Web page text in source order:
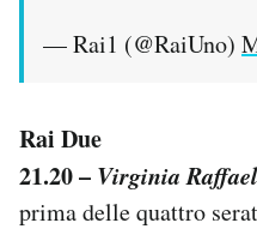
— Rai1 (@RaiUno)
Rai Due
21.20 – Virginia
prima delle quattro